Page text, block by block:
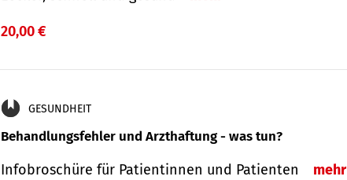
20,00 €
GESUNDHEIT
Behandlungsfehler und Arzthaftung - was tun?
Infobroschüre für Patientinnen und Patienten mehr